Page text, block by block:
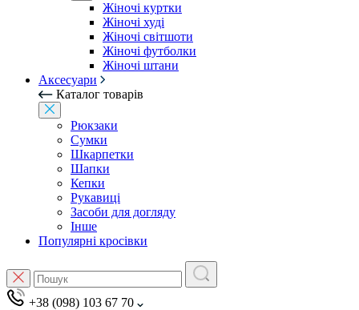
Жіночі куртки
Жіночі худі
Жіночі світшоти
Жіночі футболки
Жіночі штани
Аксесуари
Каталог товарів
Рюкзаки
Сумки
Шкарпетки
Шапки
Кепки
Рукавиці
Засоби для догляду
Інше
Популярні кросівки
+38 (098) 103 67 70